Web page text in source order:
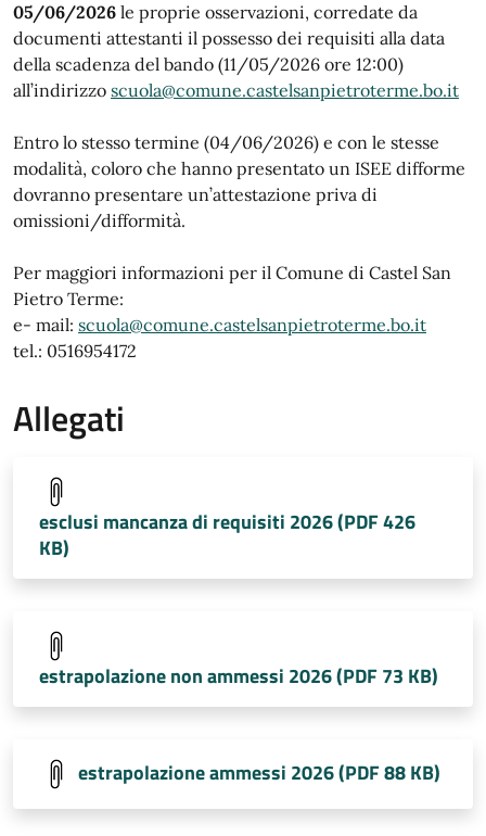
05/06/2026 le proprie osservazioni, corredate da
documenti attestanti il possesso dei requisiti alla data
della scadenza del bando (11/05/2026 ore 12:00)
all’indirizzo scuola@comune.castelsanpietroterme.bo.it
Entro lo stesso termine (04/06/2026) e con le stesse
modalità, coloro che hanno presentato un ISEE difforme
dovranno presentare un’attestazione priva di
omissioni/difformità.
Per maggiori informazioni per il Comune di Castel San
Pietro Terme:
e- mail: scuola@comune.castelsanpietroterme.bo.it
tel.: 0516954172
Allegati
esclusi mancanza di requisiti 2026 (PDF 426
KB)
estrapolazione non ammessi 2026 (PDF 73 KB)
estrapolazione ammessi 2026 (PDF 88 KB)